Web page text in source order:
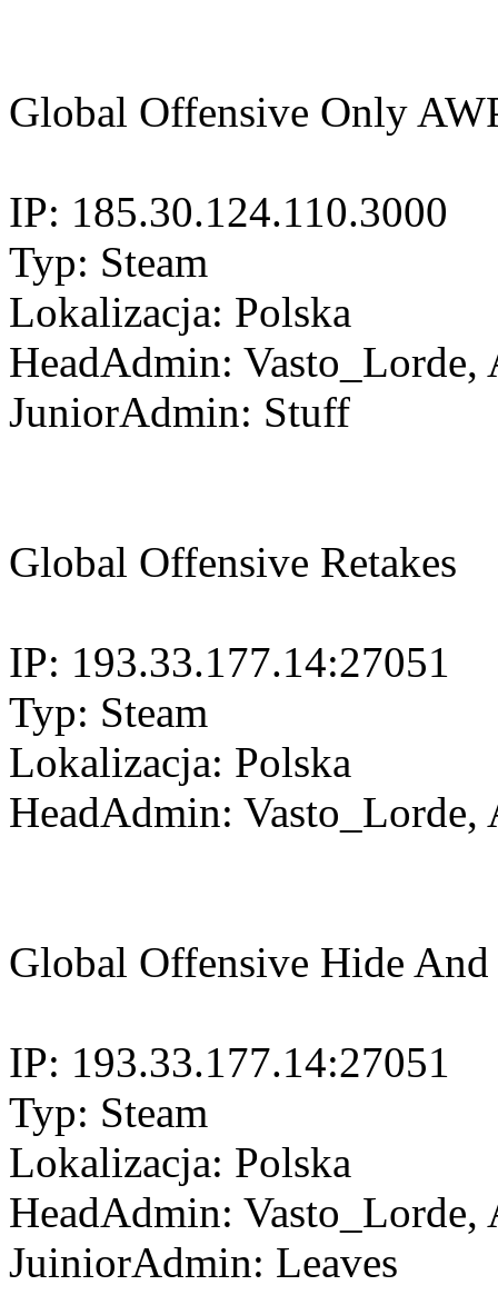
Global Offensive Only
IP: 185.30.124.110.3000
Typ: Steam
Lokalizacja: Polska
HeadAdmin:
JuniorAdmin: Stuff
Global Offensive Retakes
IP: 193.33.177.14:27051
Typ: Steam
Lokalizacja: Polska
HeadAdmin:
Global Offensive Hide And
IP: 193.33.177.14:27051
Typ: Steam
Lokalizacja: Polska
HeadAdmin:
JuiniorAdmin: Leaves